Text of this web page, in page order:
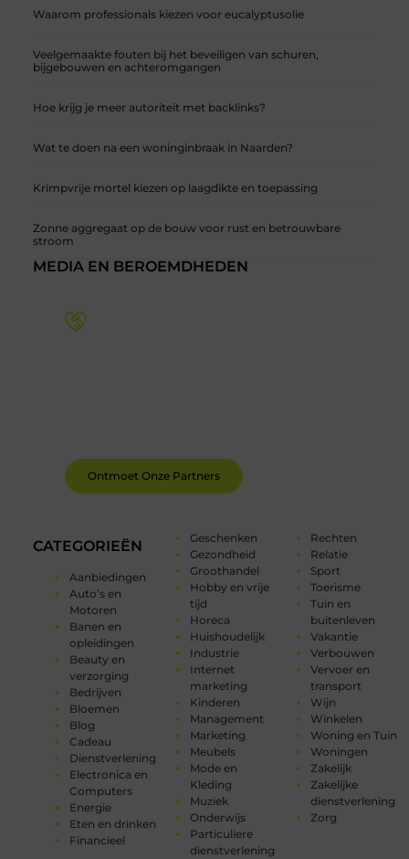
Waarom professionals kiezen voor eucalyptusolie
Veelgemaakte fouten bij het beveiligen van schuren,
bijgebouwen en achteromgangen
Hoe krijg je meer autoriteit met backlinks?
Wat te doen na een woninginbraak in Naarden?
Krimpvrije mortel kiezen op laagdikte en toepassing
Zonne aggregaat op de bouw voor rust en betrouwbare
stroom
CATEGORIEËN
Aanbiedingen
Auto’s en
Motoren
Banen en
opleidingen
Beauty en
verzorging
Bedrijven
Bloemen
Blog
Cadeau
Dienstverlening
Electronica en
Computers
Energie
Eten en drinken
Financieel
Geschenken
Gezondheid
Groothandel
Hobby en vrije
tijd
Horeca
Huishoudelijk
Industrie
Internet
marketing
Kinderen
Management
Marketing
Meubels
Mode en
Kleding
Muziek
Onderwijs
Particuliere
dienstverlening
Rechten
Relatie
Sport
Toerisme
Tuin en
buitenleven
Vakantie
Verbouwen
Vervoer en
transport
Wijn
Winkelen
Woning en Tuin
Woningen
Zakelijk
Zakelijke
dienstverlening
Zorg
MEDIA EN BEROEMDHEDEN
Ontmoet Onze Partners